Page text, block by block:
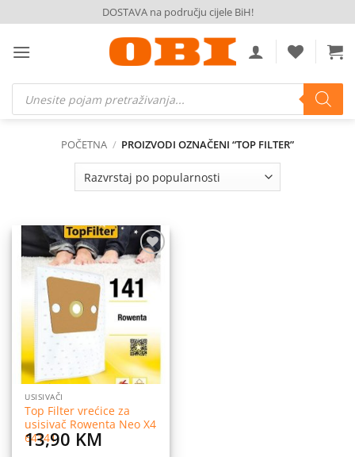
to
content
DOSTAVA na području cijele BiH!
Products
search
POČETNA / PROIZVODI OZNAČENI “TOP FILTER”
Dodaj
na
želja
USISIVAČI
Top Filter vrećice za
usisivač Rowenta Neo X4
64141
13,90 KM